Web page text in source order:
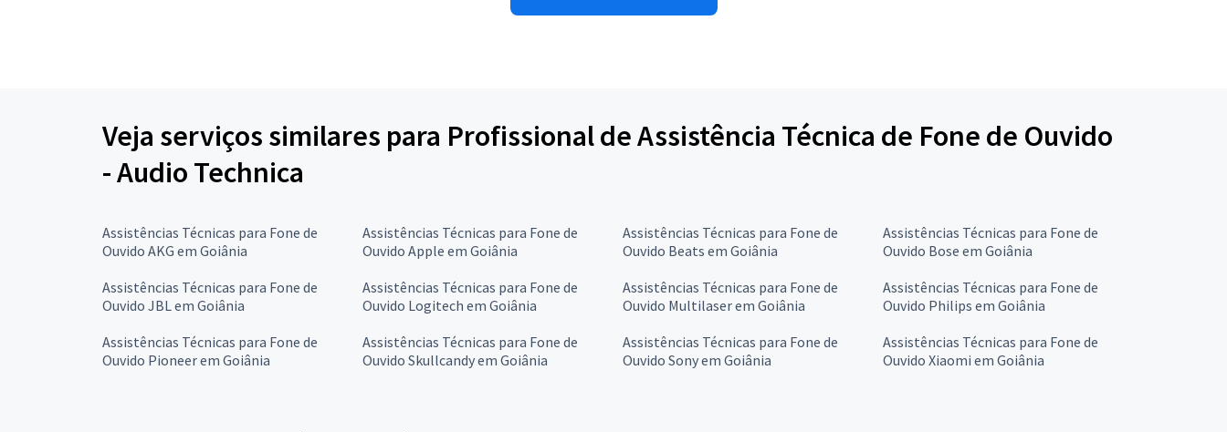
Veja serviços similares para Profissional de Assistência Técnica de Fone de Ouvido
- Audio Technica
Assistências Técnicas para Fone de
Ouvido AKG em Goiânia
Assistências Técnicas para Fone de
Ouvido Apple em Goiânia
Assistências Técnicas para Fone de
Ouvido Beats em Goiânia
Assistências Técnicas para Fone de
Ouvido Bose em Goiânia
Assistências Técnicas para Fone de
Ouvido JBL em Goiânia
Assistências Técnicas para Fone de
Ouvido Logitech em Goiânia
Assistências Técnicas para Fone de
Ouvido Multilaser em Goiânia
Assistências Técnicas para Fone de
Ouvido Philips em Goiânia
Assistências Técnicas para Fone de
Ouvido Pioneer em Goiânia
Assistências Técnicas para Fone de
Ouvido Skullcandy em Goiânia
Assistências Técnicas para Fone de
Ouvido Sony em Goiânia
Assistências Técnicas para Fone de
Ouvido Xiaomi em Goiânia